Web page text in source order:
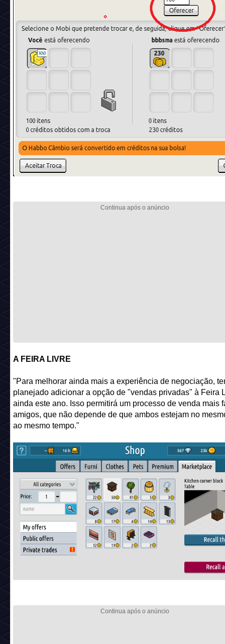
A FEIRA LIVRE
"Para melhorar ainda mais a experiência de negociação,
planejado adicionar a opção de "vendas privadas" à Feira
ainda este ano. Isso permitirá um processo de venda mais
amigos, que não depende de que ambos estejam no
ao mesmo tempo."